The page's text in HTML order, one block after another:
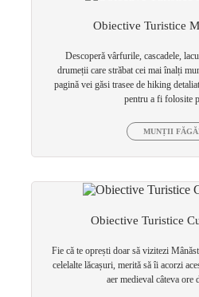
Obiective Turistice
Descoperă vârfurile, cascadele,
drumeții care străbat cei mai înalți
pagină vei găsi trasee de hiking
pentru a fi folosite
MUNȚII
Obiective Turistice
Fie că te oprești doar să vizitezi
celelalte lăcașuri, merită să îi acorzi
aer medieval câteva ore